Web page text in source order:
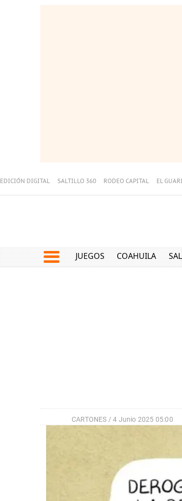
EDICIÓN DIGITAL SALTILLO 360 RODEO CAPITAL EL
JUEGOS COAHUILA
CARTONES /4 Junio 2025 05:00